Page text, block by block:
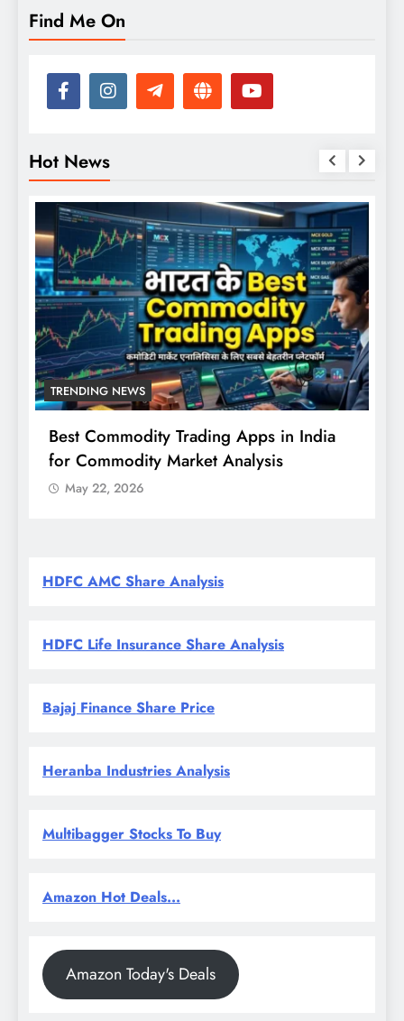
Find Me On
Hot News
TRENDING NEWS
Best Commodity Trading Apps in India
for Commodity Market Analysis
May 22, 2026
HDFC AMC Share Analysis
HDFC Life Insurance Share Analysis
Bajaj Finance Share Price
Heranba Industries Analysis
Multibagger Stocks To Buy
Amazon Hot Deals...
Amazon Today's Deals